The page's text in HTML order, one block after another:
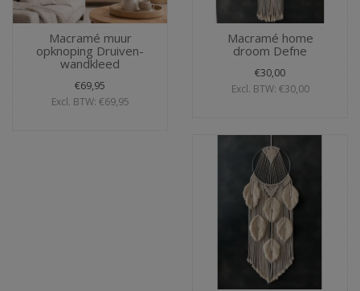
Macramé muur
opknoping Druiven-
wandkleed
€69,95
Excl. BTW: €69,95
Macramé home
droom Defne
€30,00
Excl. BTW: €30,00